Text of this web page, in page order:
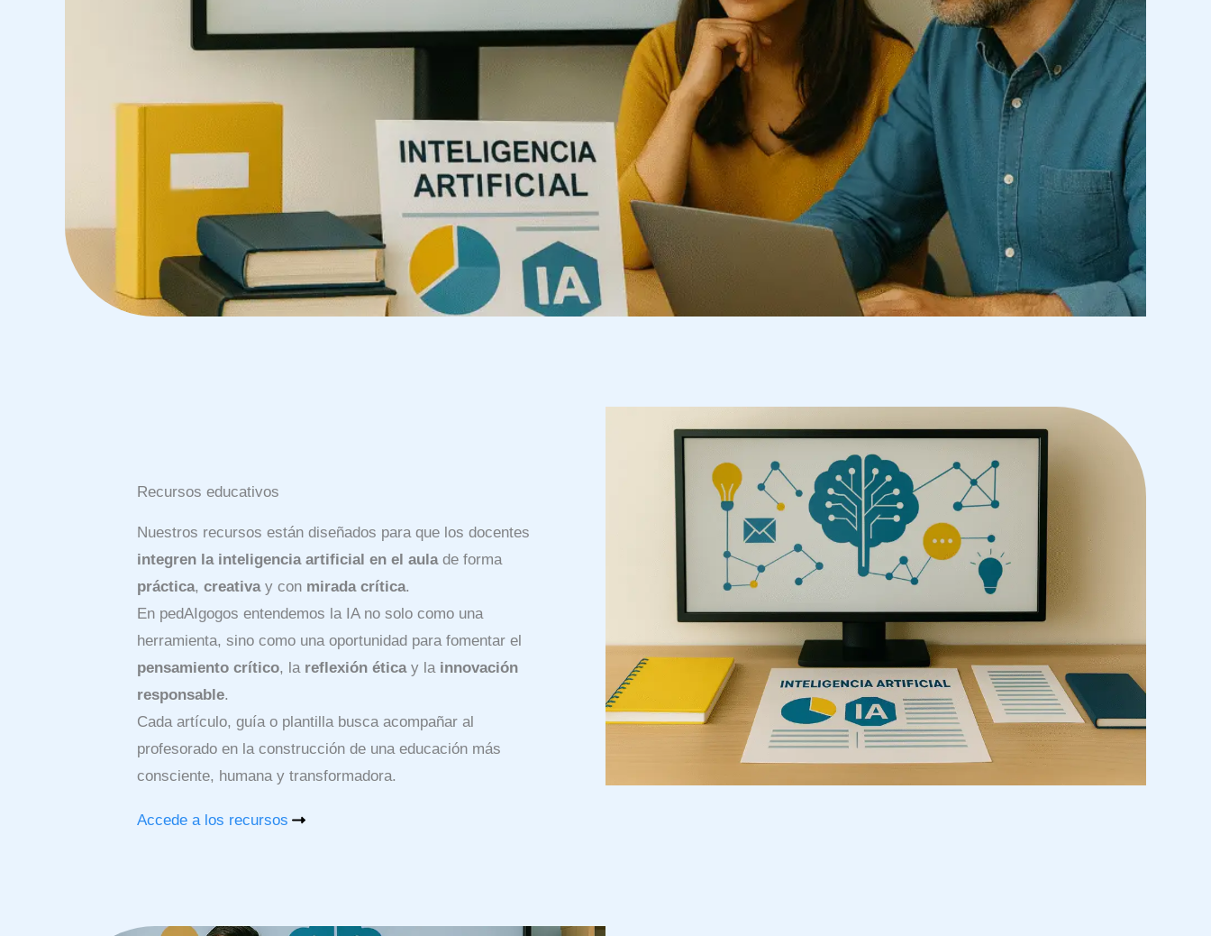
Recursos educativos
Nuestros recursos están diseñados para que los docentes
integren la inteligencia artificial en el aula de forma
práctica, creativa y con mirada crítica.
En pedAIgogos entendemos la IA no solo como una
herramienta, sino como una oportunidad para fomentar el
pensamiento crítico, la reflexión éticay la innovación
responsable.
Cada artículo, guía o plantilla busca acompañar al
profesorado en la construcción de una educación más
consciente, humana y transformadora.
Accede a los recursos